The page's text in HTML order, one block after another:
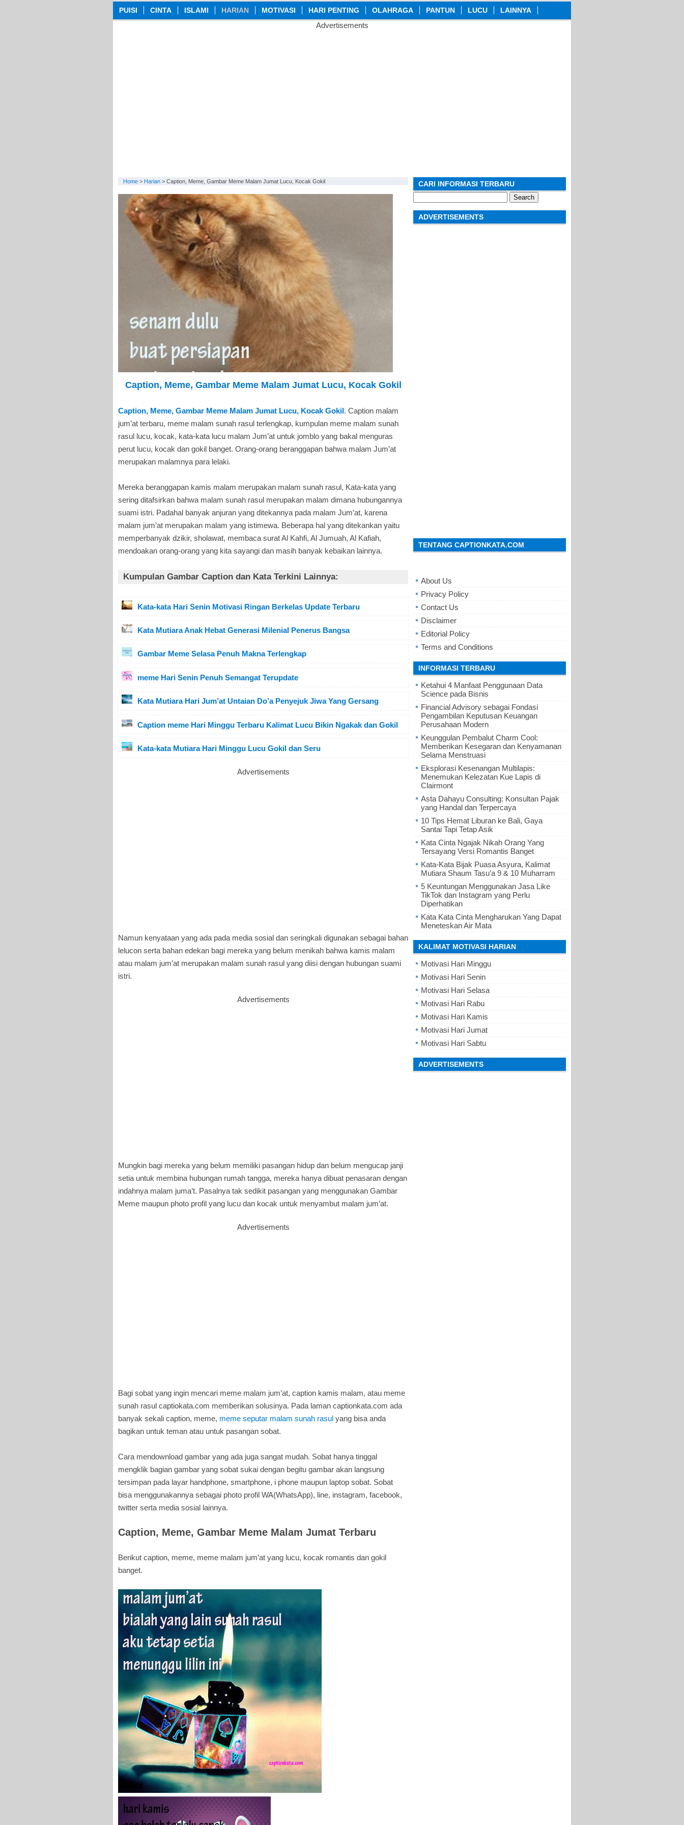
PUISI CINTA ISLAMI HARIAN MOTIVASI HARI PENTING OLAHRAGA PANTUN LUCU LAINNYA
Advertisements
Home > Harian > Caption, Meme, Gambar Meme Malam Jumat Lucu, Kocak Gokil
Caption, Meme, Gambar Meme Malam Jumat Lucu, Kocak Gokil
Caption, Meme, Gambar Meme Malam Jumat Lucu, Kocak Gokil. Caption malam
jum’at terbaru, meme malam sunah rasul terlengkap, kumpulan meme malam sunah
rasul lucu, kocak, kata-kata lucu malam Jum’at untuk jomblo yang bakal menguras
perut lucu, kocak dan gokil banget. Orang-orang beranggapan bahwa malam Jum’at
merupakan malamnya para lelaki.
Mereka beranggapan kamis malam merupakan malam sunah rasul, Kata-kata yang
sering ditafsirkan bahwa malam sunah rasul merupakan malam dimana hubungannya
suami istri. Padahal banyak anjuran yang ditekannya pada malam Jum’at, karena
malam jum’at merupakan malam yang istimewa. Beberapa hal yang ditekankan yaitu
memperbanyak dzikir, sholawat, membaca surat Al Kahfi, Al Jumuah, Al Kafiah,
mendoakan orang-orang yang kita sayangi dan masih banyak kebaikan lainnya.
Kumpulan Gambar Caption dan Kata Terkini Lainnya:
Kata-kata Hari Senin Motivasi Ringan Berkelas Update Terbaru
Kata Mutiara Anak Hebat Generasi Milenial Penerus Bangsa
Gambar Meme Selasa Penuh Makna Terlengkap
meme Hari Senin Penuh Semangat Terupdate
Kata Mutiara Hari Jum’at Untaian Do’a Penyejuk Jiwa Yang Gersang
Caption meme Hari Minggu Terbaru Kalimat Lucu Bikin Ngakak dan Gokil
Kata-kata Mutiara Hari Minggu Lucu Gokil dan Seru
Advertisements
Namun kenyataan yang ada pada media sosial dan seringkali digunakan sebagai bahan
lelucon serta bahan edekan bagi mereka yang belum menikah bahwa kamis malam
atau malam jum’at merupakan malam sunah rasul yang diisi dengan hubungan suami
istri.
Advertisements
Mungkin bagi mereka yang belum memiliki pasangan hidup dan belum mengucap janji
setia untuk membina hubungan rumah tangga, mereka hanya dibuat penasaran dengan
indahnya malam juma’t. Pasalnya tak sedikit pasangan yang menggunakan Gambar
Meme maupun photo profil yang lucu dan kocak untuk menyambut malam jum’at.
Advertisements
Bagi sobat yang ingin mencari meme malam jum’at, caption kamis malam, atau meme
sunah rasul captiokata.com memberikan solusinya. Pada laman captionkata.com ada
banyak sekali caption, meme, meme seputar malam sunah rasul yang bisa anda
bagikan untuk teman atau untuk pasangan sobat.
Cara mendownload gambar yang ada juga sangat mudah. Sobat hanya tinggal
mengklik bagian gambar yang sobat sukai dengan begitu gambar akan langsung
tersimpan pada layar handphone, smartphone, i phone maupun laptop sobat. Sobat
bisa menggunakannya sebagai photo profil WA(WhatsApp), line, instagram, facebook,
twitter serta media sosial lainnya.
Caption, Meme, Gambar Meme Malam Jumat Terbaru
Berikut caption, meme, meme malam jum’at yang lucu, kocak romantis dan gokil
banget.
CARI INFORMASI TERBARU
for:
ADVERTISEMENTS
TENTANG CAPTIONKATA.COM
About Us
Privacy Policy
Contact Us
Disclaimer
Editorial Policy
Terms and Conditions
INFORMASI TERBARU
Ketahui 4 Manfaat Penggunaan Data
Science pada Bisnis
Financial Advisory sebagai Fondasi
Pengambilan Keputusan Keuangan
Perusahaan Modern
Keunggulan Pembalut Charm Cool:
Memberikan Kesegaran dan Kenyamanan
Selama Menstruasi
Eksplorasi Kesenangan Multilapis:
Menemukan Kelezatan Kue Lapis di
Clairmont
Asta Dahayu Consulting: Konsultan Pajak
yang Handal dan Terpercaya
10 Tips Hemat Liburan ke Bali, Gaya
Santai Tapi Tetap Asik
Kata Cinta Ngajak Nikah Orang Yang
Tersayang Versi Romantis Banget
Kata-Kata Bijak Puasa Asyura, Kalimat
Mutiara Shaum Tasu’a 9 & 10 Muharram
5 Keuntungan Menggunakan Jasa Like
TikTok dan Instagram yang Perlu
Diperhatikan
Kata Kata Cinta Mengharukan Yang Dapat
Meneteskan Air Mata
KALIMAT MOTIVASI HARIAN
Motivasi Hari Minggu
Motivasi Hari Senin
Motivasi Hari Selasa
Motivasi Hari Rabu
Motivasi Hari Kamis
Motivasi Hari Jumat
Motivasi Hari Sabtu
ADVERTISEMENTS